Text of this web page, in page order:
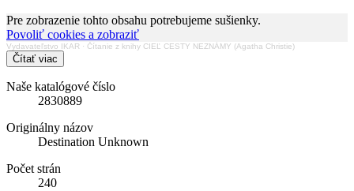
Pre zobrazenie tohto obsahu potrebujeme sušienky.
Povoliť cookies a zobraziť
Vydavateľstvo IKAR · Čítanie z knihy CIEĽ CESTY NEZNÁMY (Agatha Christie)
Čítať viac
Naše katalógové číslo
2830889
Originálny názov
Destination Unknown
Počet strán
240